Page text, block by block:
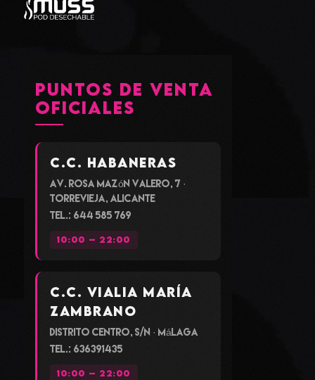
PUNTOS DE VENTA
OFICIALES
C.C. Habaneras
Av. Rosa Mazón Valero, 7 ·
Torrevieja, Alicante
Tel.: 644 585 769
10:00 – 22:00
C.C. Vialia María
Zambrano
Distrito Centro, s/n · Málaga
Tel.: 636391435
10:00 – 22:00